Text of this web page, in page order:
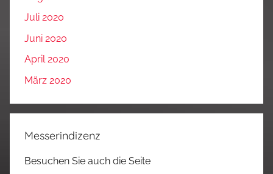
Juli 2020
Juni 2020
April 2020
März 2020
Messerindizenz
Besuchen Sie auch die Seite